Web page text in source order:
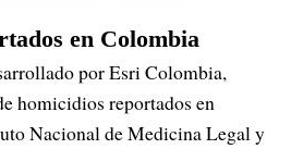
en Colombia
por Esri Colombia,
homicidios reportados en
Nacional de Medicina Legal y